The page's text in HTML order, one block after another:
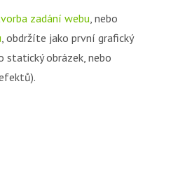
zadání webu, nebo
, obdržíte jako první grafický
statický obrázek, nebo